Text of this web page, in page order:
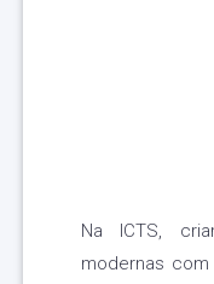
Na ICTS,
modernas